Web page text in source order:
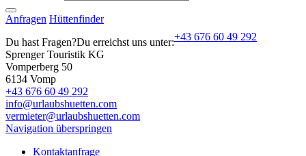
Anfragen Hüttenfinder
Du hast Fragen?Du erreichst uns unter:+43 676 60 49 292
Sprenger Touristik KG
Vomperberg 50
6134 Vomp
+43 676 60 49 292
info@urlaubshuetten.com
vermieter@urlaubshuetten.com
Navigation überspringen
Kontaktanfrage